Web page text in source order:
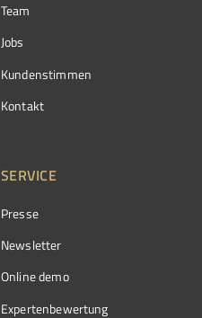
Team
Jobs
Kundenstimmen
Kontakt
SERVICE
Presse
Newsletter
Online demo
Expertenbewertung